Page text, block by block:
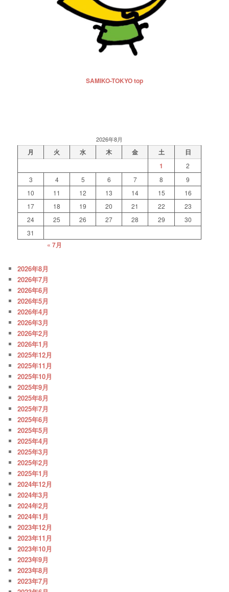
SAMIKO-TOKYO top
2026年8月
月 火 水 木 金 土
日
1
2
3
4 5 6 7 8
9
10
11 12 13 14 15
16
17
18 19 20 21 22
23
24
25 26 27 28 29
30
31
« 7月
2026年8月
2026年7月
2026年6月
2026年5月
2026年4月
2026年3月
2026年2月
2026年1月
2025年12月
2025年11月
2025年10月
2025年9月
2025年8月
2025年7月
2025年6月
2025年5月
2025年4月
2025年3月
2025年2月
2025年1月
2024年12月
2024年3月
2024年2月
2024年1月
2023年12月
2023年11月
2023年10月
2023年9月
2023年8月
2023年7月